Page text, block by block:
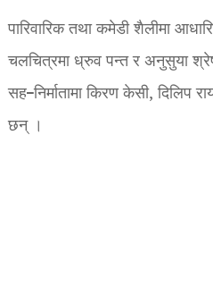
पारिवारिक तथा कमेडी शैलीमा
चलचित्रमा ध्रुव पन्त र अनुसुया
सह–निर्मातामा किरण केसी, दिलिप
छन् ।